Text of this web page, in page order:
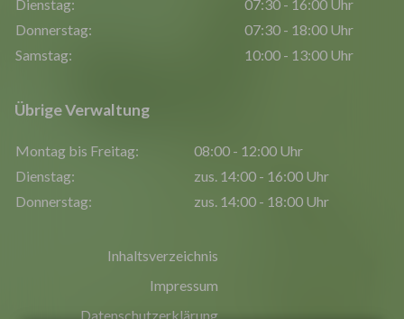
Dienstag:
Donnerstag:
Samstag:
07:30 - 16:00 Uhr
07:30 - 18:00 Uhr
10:00 - 13:00 Uhr
Übrige Verwaltung
Montag bis Freitag:
Dienstag:
Donnerstag:
08:00 - 12:00 Uhr
zus. 14:00 - 16:00 Uhr
zus. 14:00 - 18:00 Uhr
Inhaltsverzeichnis
Impressum
Datenschutzerklärung